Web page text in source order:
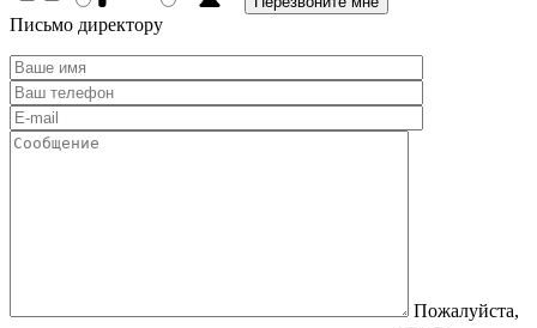
Письмо директору
Пожалуйста,